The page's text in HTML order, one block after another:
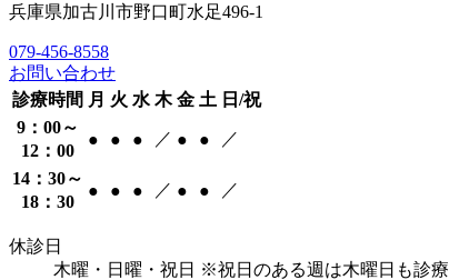
兵庫県加古川市野口町水足496-1
079-456-8558
お問い合わせ
診療時間 月 火 水 木 金 土 日/祝
9：00～
12：00
● ● ● ／ ● ● ／
14：30～
18：30
● ● ● ／ ● ● ／
休診日
木曜・日曜・祝日 ※祝日のある週は木曜日も診療